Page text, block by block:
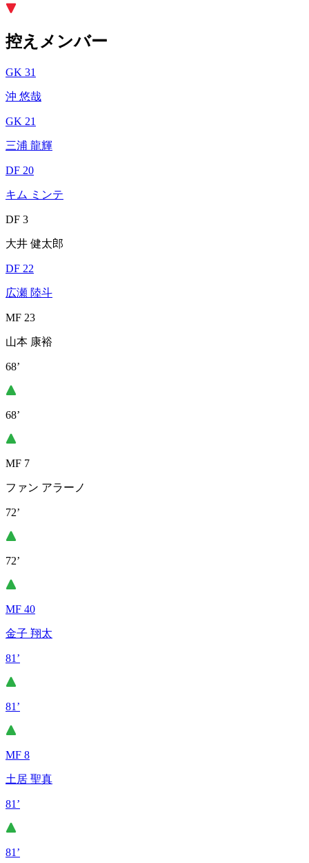
控えメンバー
GK 31
沖 悠哉
GK 21
三浦 龍輝
DF 20
キム ミンテ
DF 3
大井 健太郎
DF 22
広瀬 陸斗
MF 23
山本 康裕
68’
68’
MF 7
ファン アラーノ
72’
72’
MF 40
金子 翔太
81’
81’
MF 8
土居 聖真
81’
81’